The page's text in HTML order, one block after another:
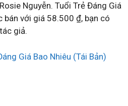
Nguyễn. Tuổi Trẻ Đáng Giá
bán với giá 58.500 ₫, bạn có
giả.
Giá Bao Nhiêu (Tái Bản)